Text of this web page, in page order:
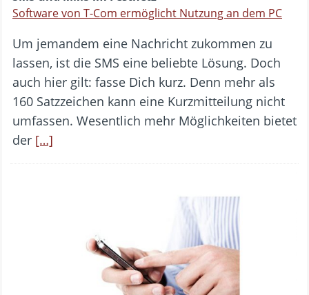
Software von T-Com ermöglicht Nutzung an dem PC
Um jemandem eine Nachricht zukommen zu
lassen, ist die SMS eine beliebte Lösung. Doch
auch hier gilt: fasse Dich kurz. Denn mehr als
160 Satzzeichen kann eine Kurzmitteilung nicht
umfassen. Wesentlich mehr Möglichkeiten bietet
der […]